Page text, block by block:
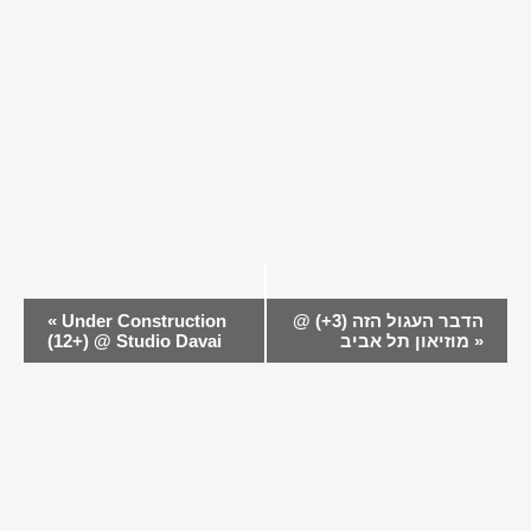
EVENT
NAVIGATION
« Under Construction
(12+) @ Studio Davai
הדבר העגול הזה (3+) @
»